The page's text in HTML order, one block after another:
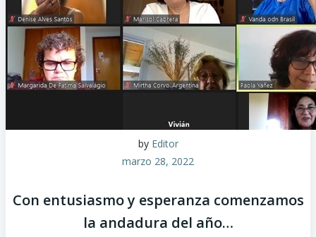
by Editor
marzo 28, 2022
Con entusiasmo y esperanza comenzamos
la andadura del año…